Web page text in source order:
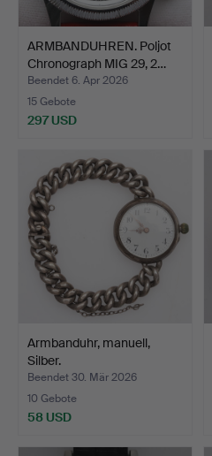
ARMBANDUHREN. Poljot
Chronograph MIG 29, 2…
Beendet 6. Apr 2026
15 Gebote
297 USD
Armbanduhr, manuell,
Silber.
Beendet 30. Mär 2026
10 Gebote
58 USD